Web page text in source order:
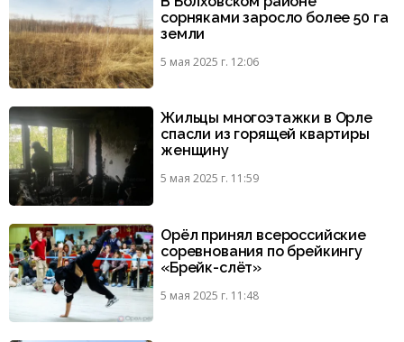
сорняками заросло более 50 га
земли
5 мая 2025 г. 12:06
Жильцы многоэтажки в Орле
спасли из горящей квартиры
женщину
5 мая 2025 г. 11:59
Орёл принял всероссийские
соревнования по брейкингу
«Брейк-слёт»
5 мая 2025 г. 11:48